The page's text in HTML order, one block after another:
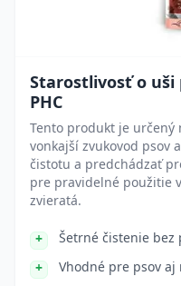
Starostlivosť o uši
PHC
Tento produkt je
vonkajší zvukovod psov
čistotu a predchádzať
pre pravidelné použitie
zvieratá.
Šetrné čistenie bez
Vhodné pre psov aj